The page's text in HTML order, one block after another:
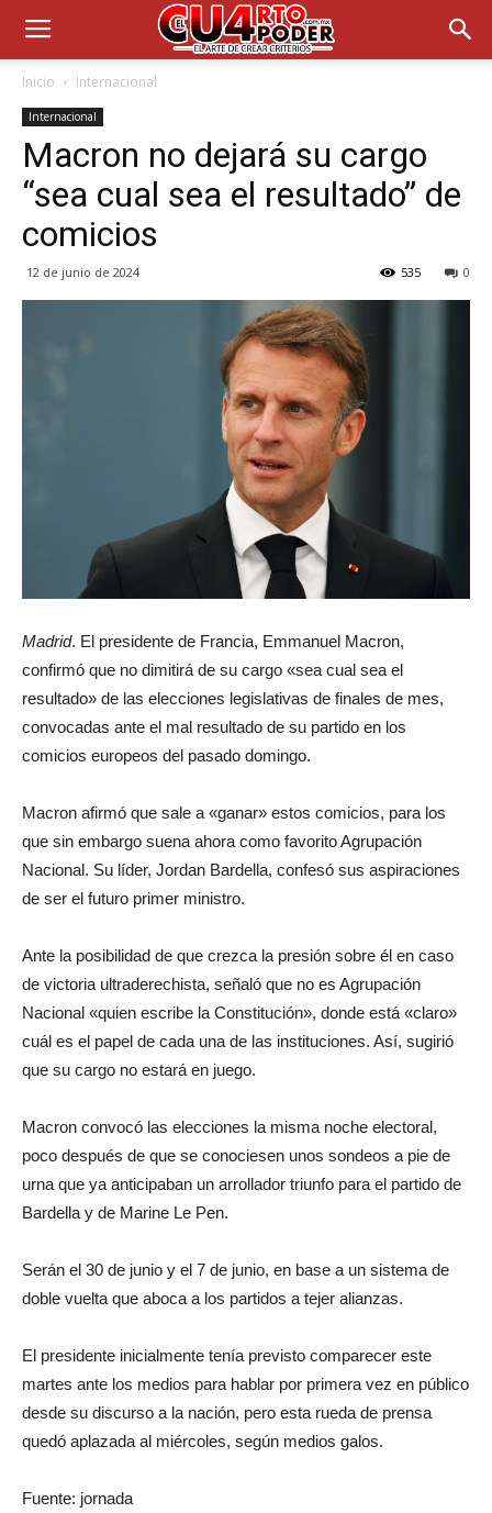
Inicio Internacional
Internacional
Macron no dejará su cargo
“sea cual sea el resultado” de
comicios
12 de junio de 2024 0
535
Madrid. El presidente de Francia, Emmanuel Macron,
confirmó que no dimitirá de su cargo «sea cual sea el
resultado» de las elecciones legislativas de finales de mes,
convocadas ante el mal resultado de su partido en los
comicios europeos del pasado domingo.
Macron afirmó que sale a «ganar» estos comicios, para los
que sin embargo suena ahora como favorito Agrupación
Nacional. Su líder, Jordan Bardella, confesó sus aspiraciones
de ser el futuro primer ministro.
Ante la posibilidad de que crezca la presión sobre él en caso
de victoria ultraderechista, señaló que no es Agrupación
Nacional «quien escribe la Constitución», donde está «claro»
cuál es el papel de cada una de las instituciones. Así, sugirió
que su cargo no estará en juego.
Macron convocó las elecciones la misma noche electoral,
poco después de que se conociesen unos sondeos a pie de
urna que ya anticipaban un arrollador triunfo para el partido de
Bardella y de Marine Le Pen.
Serán el 30 de junio y el 7 de junio, en base a un sistema de
doble vuelta que aboca a los partidos a tejer alianzas.
El presidente inicialmente tenía previsto comparecer este
martes ante los medios para hablar por primera vez en público
desde su discurso a la nación, pero esta rueda de prensa
quedó aplazada al miércoles, según medios galos.
Fuente: jornada